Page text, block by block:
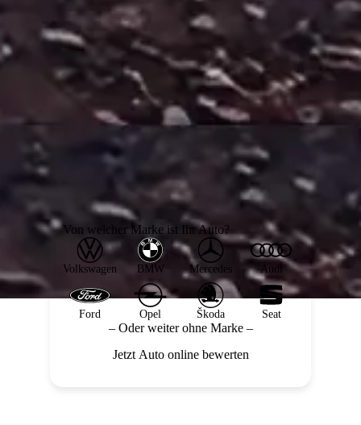
Von welcher Marke ist Ihr Auto?
Volkswagen BMW Mercedes Audi
Ford Opel Škoda Seat
– Oder weiter ohne Marke –
Jetzt Auto online bewerten